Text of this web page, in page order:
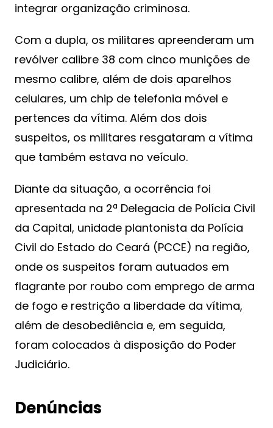
integrar organização criminosa.
Com a dupla, os militares apreenderam um
revólver calibre 38 com cinco munições de
mesmo calibre, além de dois aparelhos
celulares, um chip de telefonia móvel e
pertences da vítima. Além dos dois
suspeitos, os militares resgataram a vítima
que também estava no veículo.
Diante da situação, a ocorrência foi
apresentada na 2ª Delegacia de Polícia Civil
da Capital, unidade plantonista da Polícia
Civil do Estado do Ceará (PCCE) na região,
onde os suspeitos foram autuados em
flagrante por roubo com emprego de arma
de fogo e restrição a liberdade da vítima,
além de desobediência e, em seguida,
foram colocados à disposição do Poder
Judiciário.
Denúncias